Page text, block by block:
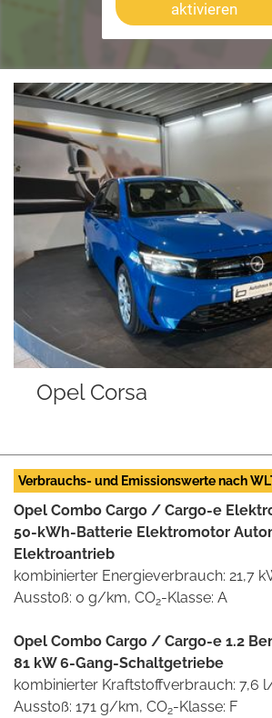
aktivieren
Verbrauchs- und Emissionswerte nach
Opel Combo Cargo / Cargo-e
50-kWh-Batterie Elektromotor
Elektroantrieb
kombinierter Energieverbrauch: 21,7
Ausstoß: 0 g/km, CO2-Klasse: A
Opel Combo Cargo / Cargo-e 1.2
81 kW 6-Gang-Schaltgetriebe
kombinierter Kraftstoffverbrauch: 7,6
Ausstoß: 171 g/km, CO2-Klasse: F